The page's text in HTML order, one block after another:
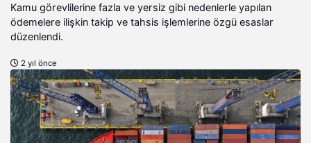
oldu
Kamu görevlilerine fazla ve yersiz gibi nedenlerle yapılan
ödemelere ilişkin takip ve tahsis işlemlerine özgü esaslar
düzenlendi.
2 yıl önce